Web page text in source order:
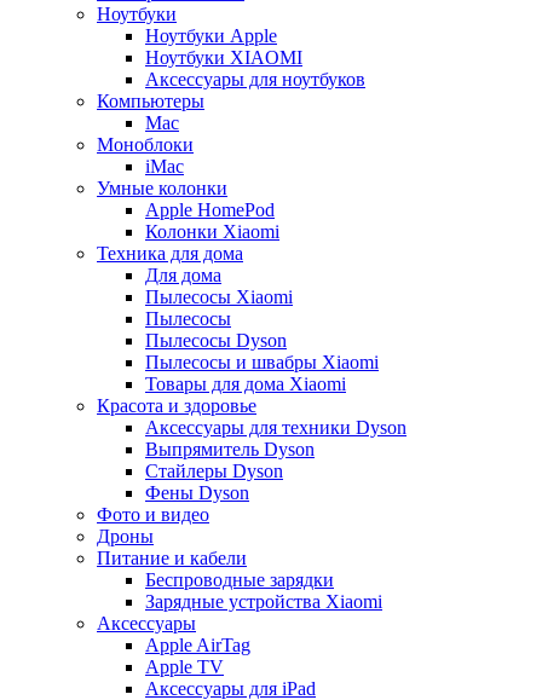
Ноутбуки
Ноутбуки Apple
Ноутбуки XIAOMI
Аксессуары для ноутбуков
Компьютеры
Mac
Моноблоки
iMac
Умные колонки
Apple HomePod
Колонки Xiaomi
Техника для дома
Для дома
Пылесосы Xiaomi
Пылесосы
Пылесосы Dyson
Пылесосы и швабры Xiaomi
Товары для дома Xiaomi
Красота и здоровье
Аксессуары для техники Dyson
Выпрямитель Dyson
Стайлеры Dyson
Фены Dyson
Фото и видео
Дроны
Питание и кабели
Беспроводные зарядки
Зарядные устройства Xiaomi
Аксессуары
Apple AirTag
Apple TV
Аксессуары для iPad